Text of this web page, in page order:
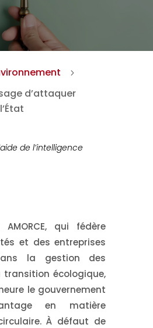
5
d’attaquer
de l’intelligence
AMORCE, qui fédère
et des entreprises
la gestion des
transition écologique,
le gouvernement
en matière
À défaut de